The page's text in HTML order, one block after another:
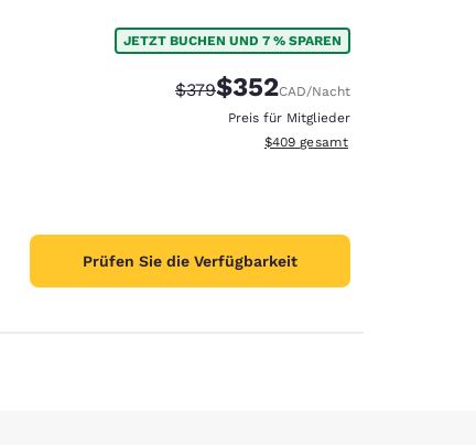
JETZT BUCHEN UND 7 % SPAREN
Durchgestrichener Preis:
$379Vergünstigter Preis:
$352CAD/Nacht
Preis für Mitglieder
Geschätzte Gesamtdetails
$409 gesamt
Prüfen Sie die Verfügbarkeit